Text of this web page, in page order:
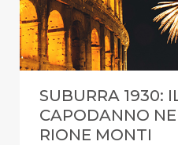
SUBURRA 1930:
CAPODANNO
RIONE MONTI